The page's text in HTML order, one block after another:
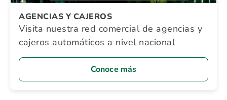
AGENCIAS Y CAJEROS
Visita nuestra red comercial de agencias y
cajeros automáticos a nivel nacional
Conoce más